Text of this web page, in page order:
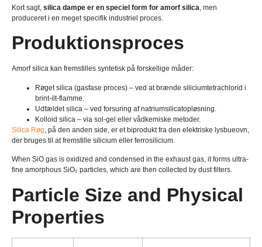
Kort sagt, silica dampe er en speciel form for amorf silica, men
produceret i en meget specifik industriel proces.
Produktionsproces
Amorf silica kan fremstilles syntetisk på forskellige måder:
Røget silica (gasfase proces) – ved at brænde siliciumtetrachlorid i
brint-ilt-flamme.
Udfældet silica – ved forsuring af natriumsilicatopløsning.
Kolloid silica – via sol-gel eller vådkemiske metoder.
Silica Røg, på den anden side, er et biprodukt fra den elektriske lysbueovn,
der bruges til at fremstille silicium eller ferrosilicium.
When SiO gas is oxidized and condensed in the exhaust gas, it forms ultra-
fine amorphous SiO₂ particles, which are then collected by dust filters.
Particle Size and Physical
Properties